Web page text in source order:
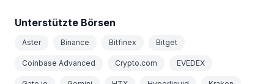
Unterstützte Börsen
Aster Binance Bitfinex Bitget
Coinbase Advanced Crypto.com EVEDEX